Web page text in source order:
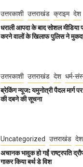
उत्तरकाशी उत्तराखंड क्राइम देश
धराली आपदा के बाद सोशल मीडिया
करने वालों के खिलाफ पुलिस ने
उत्तरकाशी उत्तराखंड देश धर्म-
ब्रेकिंग न्यूज: यमुनोत्री पैदल मार्ग
की दबने की सूचना
Uncategorized उत्तराखंड देश
अचानक भावुक हो गईं राष्ट्रपति
गाकर किया बर्थ डे विश